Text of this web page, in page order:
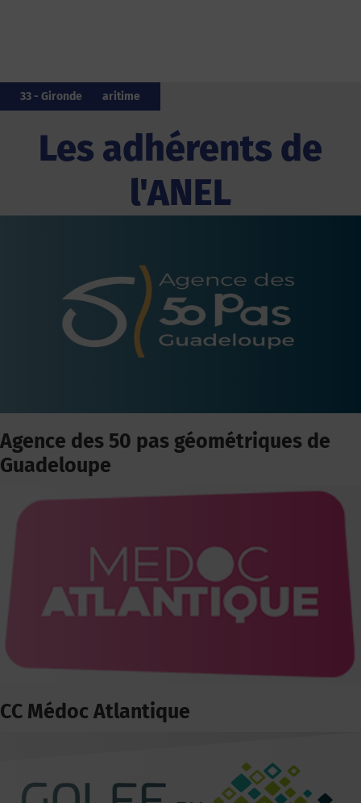
Les adhérents de
l'ANEL
971 - Guadeloupe
Agence des 50 pas géométriques de
Guadeloupe
33 - Gironde
CC Médoc Atlantique
56 - Morbihan
56 - Morbihan
972 - Martinique
976 - Mayotte
17 - Charente-Maritime
20 - Corse
80 - Somme
33 - Gironde